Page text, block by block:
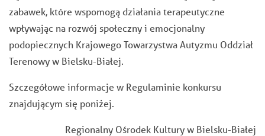
zabawek, które wspomogą działania terapeutyczne
wpływając na rozwój społeczny i emocjonalny
podopiecznych Krajowego Towarzystwa Autyzmu Oddział
Terenowy w Bielsku-Białej.
Szczegółowe informacje w Regulaminie konkursu
znajdującym się poniżej.
Regionalny Ośrodek Kultury w Bielsku-Białej